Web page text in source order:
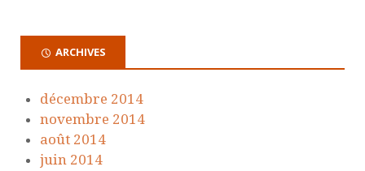
ARCHIVES
décembre 2014
novembre 2014
août 2014
juin 2014